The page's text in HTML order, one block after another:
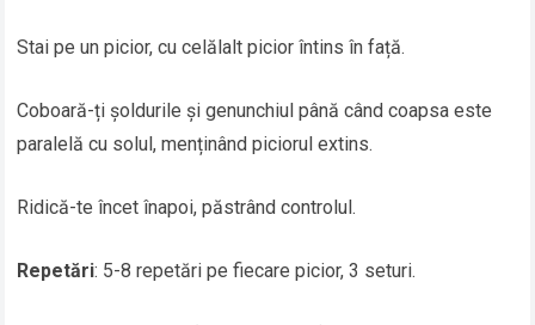
Stai pe un picior, cu celălalt picior întins în față.
Coboară-ți șoldurile și genunchiul până când coapsa este
paralelă cu solul, menținând piciorul extins.
Ridică-te încet înapoi, păstrând controlul.
Repetări: 5-8 repetări pe fiecare picior, 3 seturi.